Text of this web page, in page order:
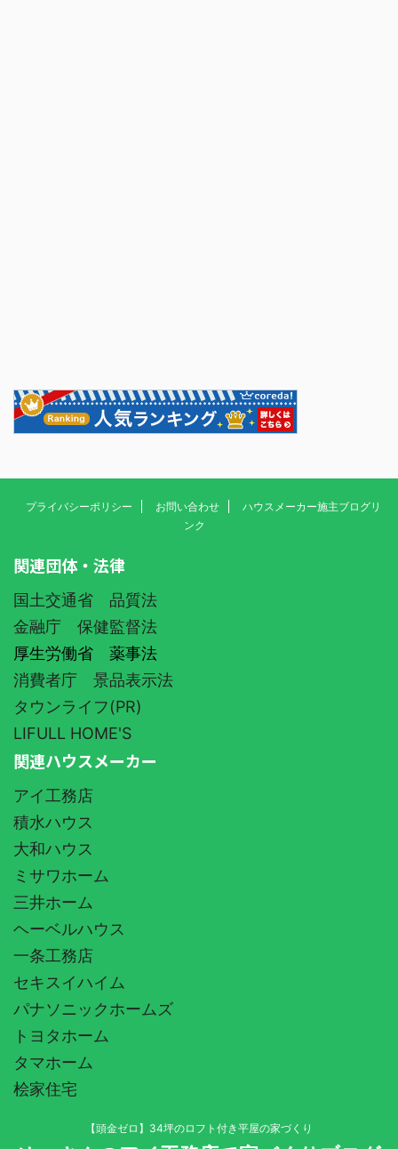
プライバシーポリシー お問い合わせ
ハウスメーカー施主ブログリ
ンク
関連団体・法律
国土交通省 品質法
金融庁 保健監督法
厚生労働省 薬事法
消費者庁 景品表示法
タウンライフ(PR)
LIFULL HOME'S
関連ハウスメーカー
アイ工務店
積水ハウス
大和ハウス
ミサワホーム
三井ホーム
ヘーベルハウス
一条工務店
セキスイハイム
パナソニックホームズ
トヨタホーム
タマホーム
桧家住宅
【頭金ゼロ】34坪のロフト付き平屋の家づくり